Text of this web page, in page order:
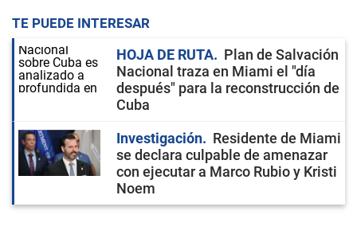
TE PUEDE INTERESAR
HOJA DE RUTA
Plan de Salvación
Nacional traza en Miami el "día
después" para la reconstrucción de
Cuba
Investigación
Residente de Miami
se declara culpable de amenazar
con ejecutar a Marco Rubio y Kristi
Noem